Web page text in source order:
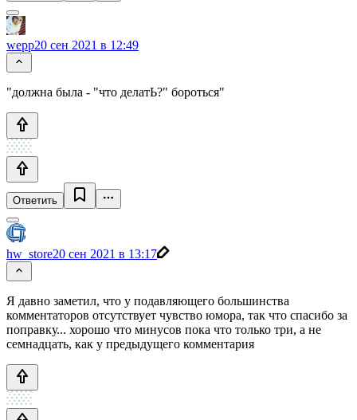
wepp20 сен 2021 в 12:49
"должна была - "что делатЬ?" бороться"
Ответить
hw_store20 сен 2021 в 13:17
Я давно заметил, что у подавляющего большинства
комментаторов отсутствует чувство юмора, так что спасибо за
поправку... хорошо что минусов пока что только три, а не
семнадцать, как у предыдущего комментария